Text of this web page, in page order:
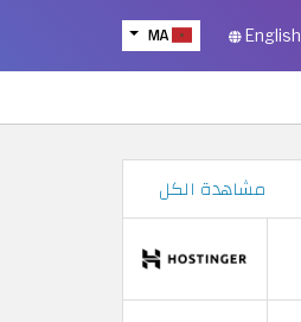
MA English
مشاهدة الكل